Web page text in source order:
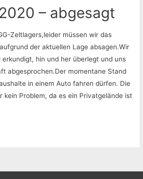
– abgesagt
Zeltlagers,leider müssen wir das
der aktuellen Lage absagen.Wir
erkundigt, hin und her überlegt und uns
abgesprochen.Der momentane Stand
in einem Auto fahren dürfen. Die
kein Problem, da es ein Privatgelände ist